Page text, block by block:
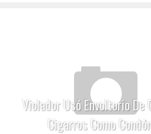
Violador Usó Envoltorio De
Cigarros Como